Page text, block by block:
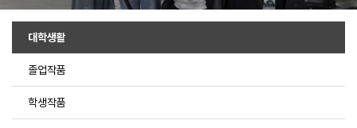
대학생활
졸업작품
학생작품